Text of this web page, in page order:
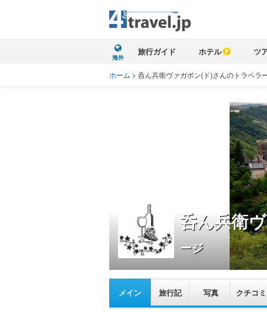
海外
旅行ガイド ホテル ツ
ホーム > 呑ん兵衛ヴァガボン(ド)さんのトラベラ
呑ん兵衛
ージ
メイン 旅行記 写真 クチコミ